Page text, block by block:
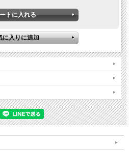
の誤差が出る場合があります。
ンド「Evisen Skateboards」。